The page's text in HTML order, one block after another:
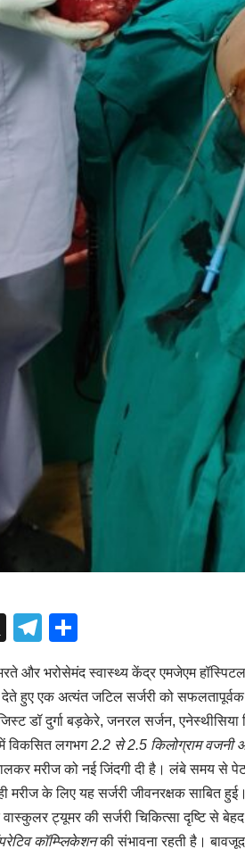
X Telegram
और भरोसेमंद स्वास्थ्य केंद्र एमजेएम
हुए एक अत्यंत जटिल सर्जरी को
डॉ दुर्गा बड़केरे, जनरल सर्जन,
में विकसित लगभग2.2 से 2.5 किलोग्राम
मरीज को नई जिंदगी दी है। लंबे समय से
के लिए यह सर्जरी जीवनरक्षक साबित हुई।
ट्यूमर की सर्जरी चिकित्सा दृष्टि से बेहद
कॉम्प्लिकेशनकी संभावना रहती है।